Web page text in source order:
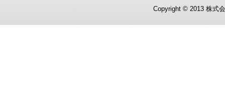
Copyright © 2013 株式